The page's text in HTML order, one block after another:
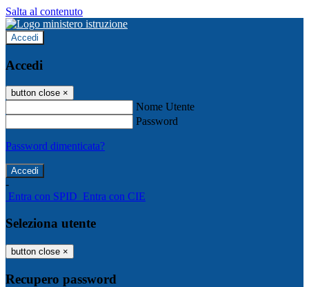
Salta al contenuto
Accedi
Accedi
button close ×
Nome Utente
Password
Password dimenticata?
-
Entra con SPID Entra con CIE
Seleziona utente
button close ×
Recupero password